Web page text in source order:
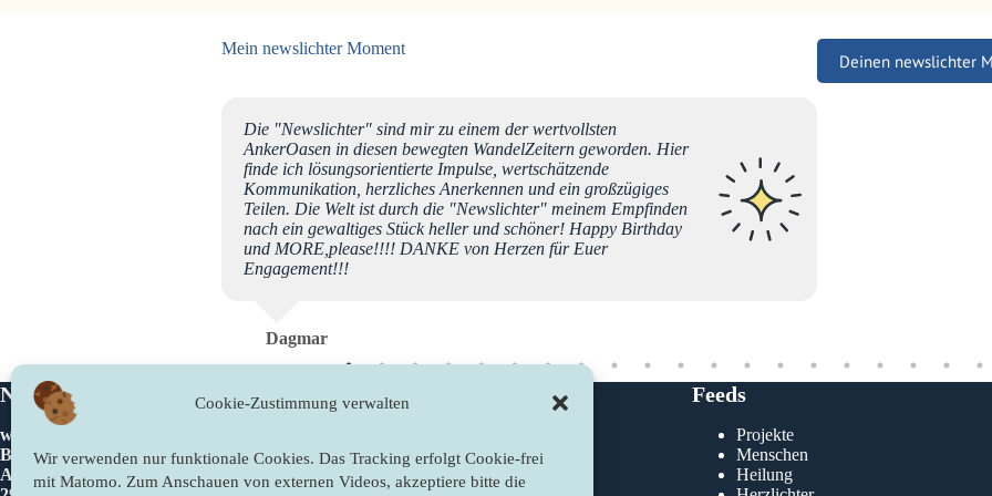
Cookie-Zustimmung verwalten
Wir verwenden nur funktionale Cookies. Das Tracking erfolgt Cookie-frei
mit Matomo. Zum Anschauen von externen Videos, akzeptiere bitte die
Mein newslichter Moment
Deinen newslichter
euch von Herzen dafür
der Nähe von Hamburg
Die "Newslichter" sind mir zu einem der wertvollsten
AnkerOasen in diesen bewegten WandelZeitern geworden. Hier
finde ich lösungsorientierte Impulse, wertschätzende
Kommunikation, herzliches Anerkennen und ein großzügiges
Teilen. Die Welt ist durch die "Newslichter" meinem Empfinden
nach ein gewaltiges Stück heller und schöner! Happy Birthday
und MORE,please!!!! DANKE von Herzen für Euer
Engagement!!!
Dagmar
Newslichter
www.newslichter.de
Bettina Sahling
Am Gieberg 2
Rechtliches
Datenschutzerklärung
Cookie-Richtlinie
Feeds
Projekte
Menschen
Heilung